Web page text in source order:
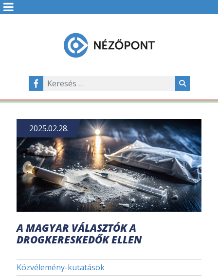
A MAGYAR VÁLASZTÓK A
DROGKERESKEDŐK ELLEN
Közvélemény-kutatások
2025.02.28.